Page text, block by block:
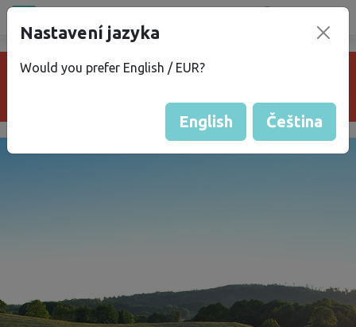
bezKempu
Je nám líto, pozemek je neaktivní nebo už
Nastavení jazyka
Would you prefer English / EUR?
English Čeština